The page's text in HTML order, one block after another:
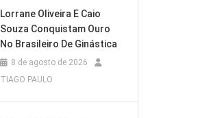
Lorrane Oliveira E Caio
Souza Conquistam Ouro
No Brasileiro De Ginástica
8 de agosto de 2026
TIAGO PAULO